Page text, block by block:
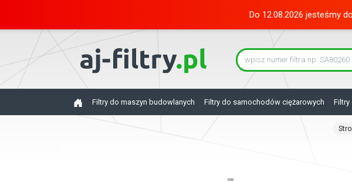
Do 12.08.2026 jesteśmy
Filtry do maszyn budowlanych Filtry do samochodów ciężarowych Filtry